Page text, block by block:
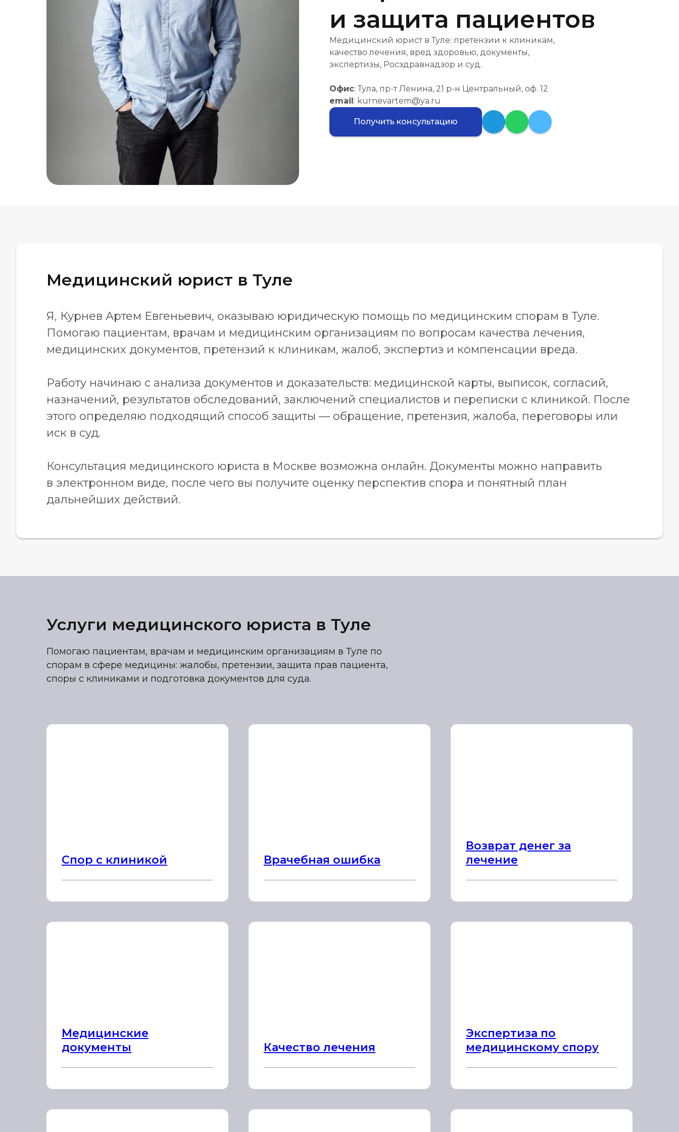
и защита пациентов
Медицинский юрист в Туле: претензии к клиникам,
качество лечения, вред здоровью, документы,
экспертизы, Росздравнадзор и суд.
Офис: Тула, пр-т Ленина, 21 р-н Центральный, оф. 12
email: kurnevartem@ya.ru
Получить консультацию
Медицинский юрист в Туле
Я, Курнев Артем Евгеньевич, оказываю юридическую помощь по медицинским спорам в Туле.
Помогаю пациентам, врачам и медицинским организациям по вопросам качества лечения,
медицинских документов, претензий к клиникам, жалоб, экспертиз и компенсации вреда.
Работу начинаю с анализа документов и доказательств: медицинской карты, выписок, согласий,
назначений, результатов обследований, заключений специалистов и переписки с клиникой. После
этого определяю подходящий способ защиты — обращение, претензия, жалоба, переговоры или
иск в суд.
Консультация медицинского юриста в Москве возможна онлайн. Документы можно направить
в электронном виде, после чего вы получите оценку перспектив спора и понятный план
дальнейших действий.
Услуги медицинского юриста в Туле
Помогаю пациентам, врачам и медицинским организациям в Туле по
спорам в сфере медицины: жалобы, претензии, защита прав пациента,
споры с клиниками и подготовка документов для суда.
Спор с клиникой Врачебная ошибка
Возврат денег за
лечение
Медицинские
документы
Качество лечения
Экспертиза по
медицинскому спору